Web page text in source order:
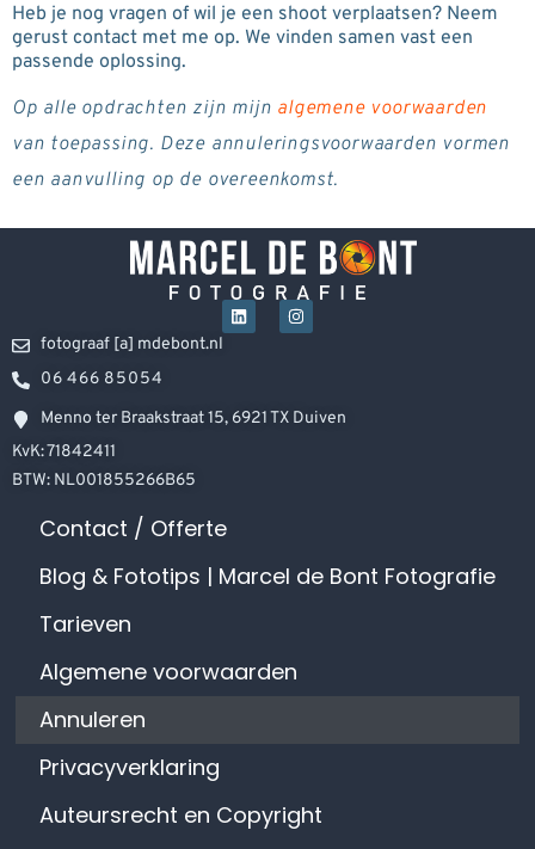
Heb je nog vragen of wil je een shoot verplaatsen? Neem
gerust contact met me op. We vinden samen vast een
passende oplossing.
Op alle opdrachten zijn mijn algemene voorwaarden
van toepassing. Deze annuleringsvoorwaarden vormen
een aanvulling op de overeenkomst.
fotograaf [a] mdebont.nl
06 466 85054
Menno ter Braakstraat 15, 6921 TX Duiven
KvK: 71842411
BTW: NL001855266B65
Contact / Offerte
Blog & Fototips | Marcel de Bont Fotografie
Tarieven
Algemene voorwaarden
Annuleren
Privacyverklaring
Auteursrecht en Copyright